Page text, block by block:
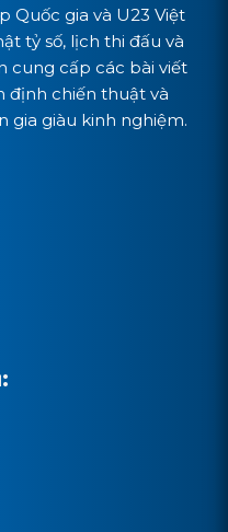
Quốc gia và U23 Việt
tỷ số, lịch thi đấu và
cung cấp các bài viết
định chiến thuật và
gia giàu kinh nghiệm.